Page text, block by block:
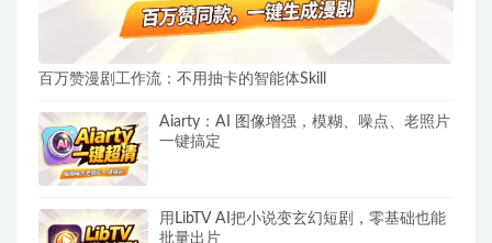
百万赞漫剧工作流：不用抽卡的智能体Skill
Aiarty：AI 图像增强，模糊、噪点、老照片
一键搞定
用LibTV AI把小说变玄幻短剧，零基础也能
批量出片